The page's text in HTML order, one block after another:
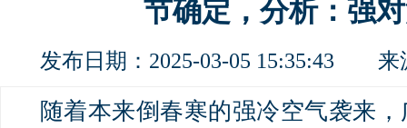
节确定，分析：强
发布日期：2025-03-05 15:35:43 来
随着本来倒春寒的强冷空气袭来